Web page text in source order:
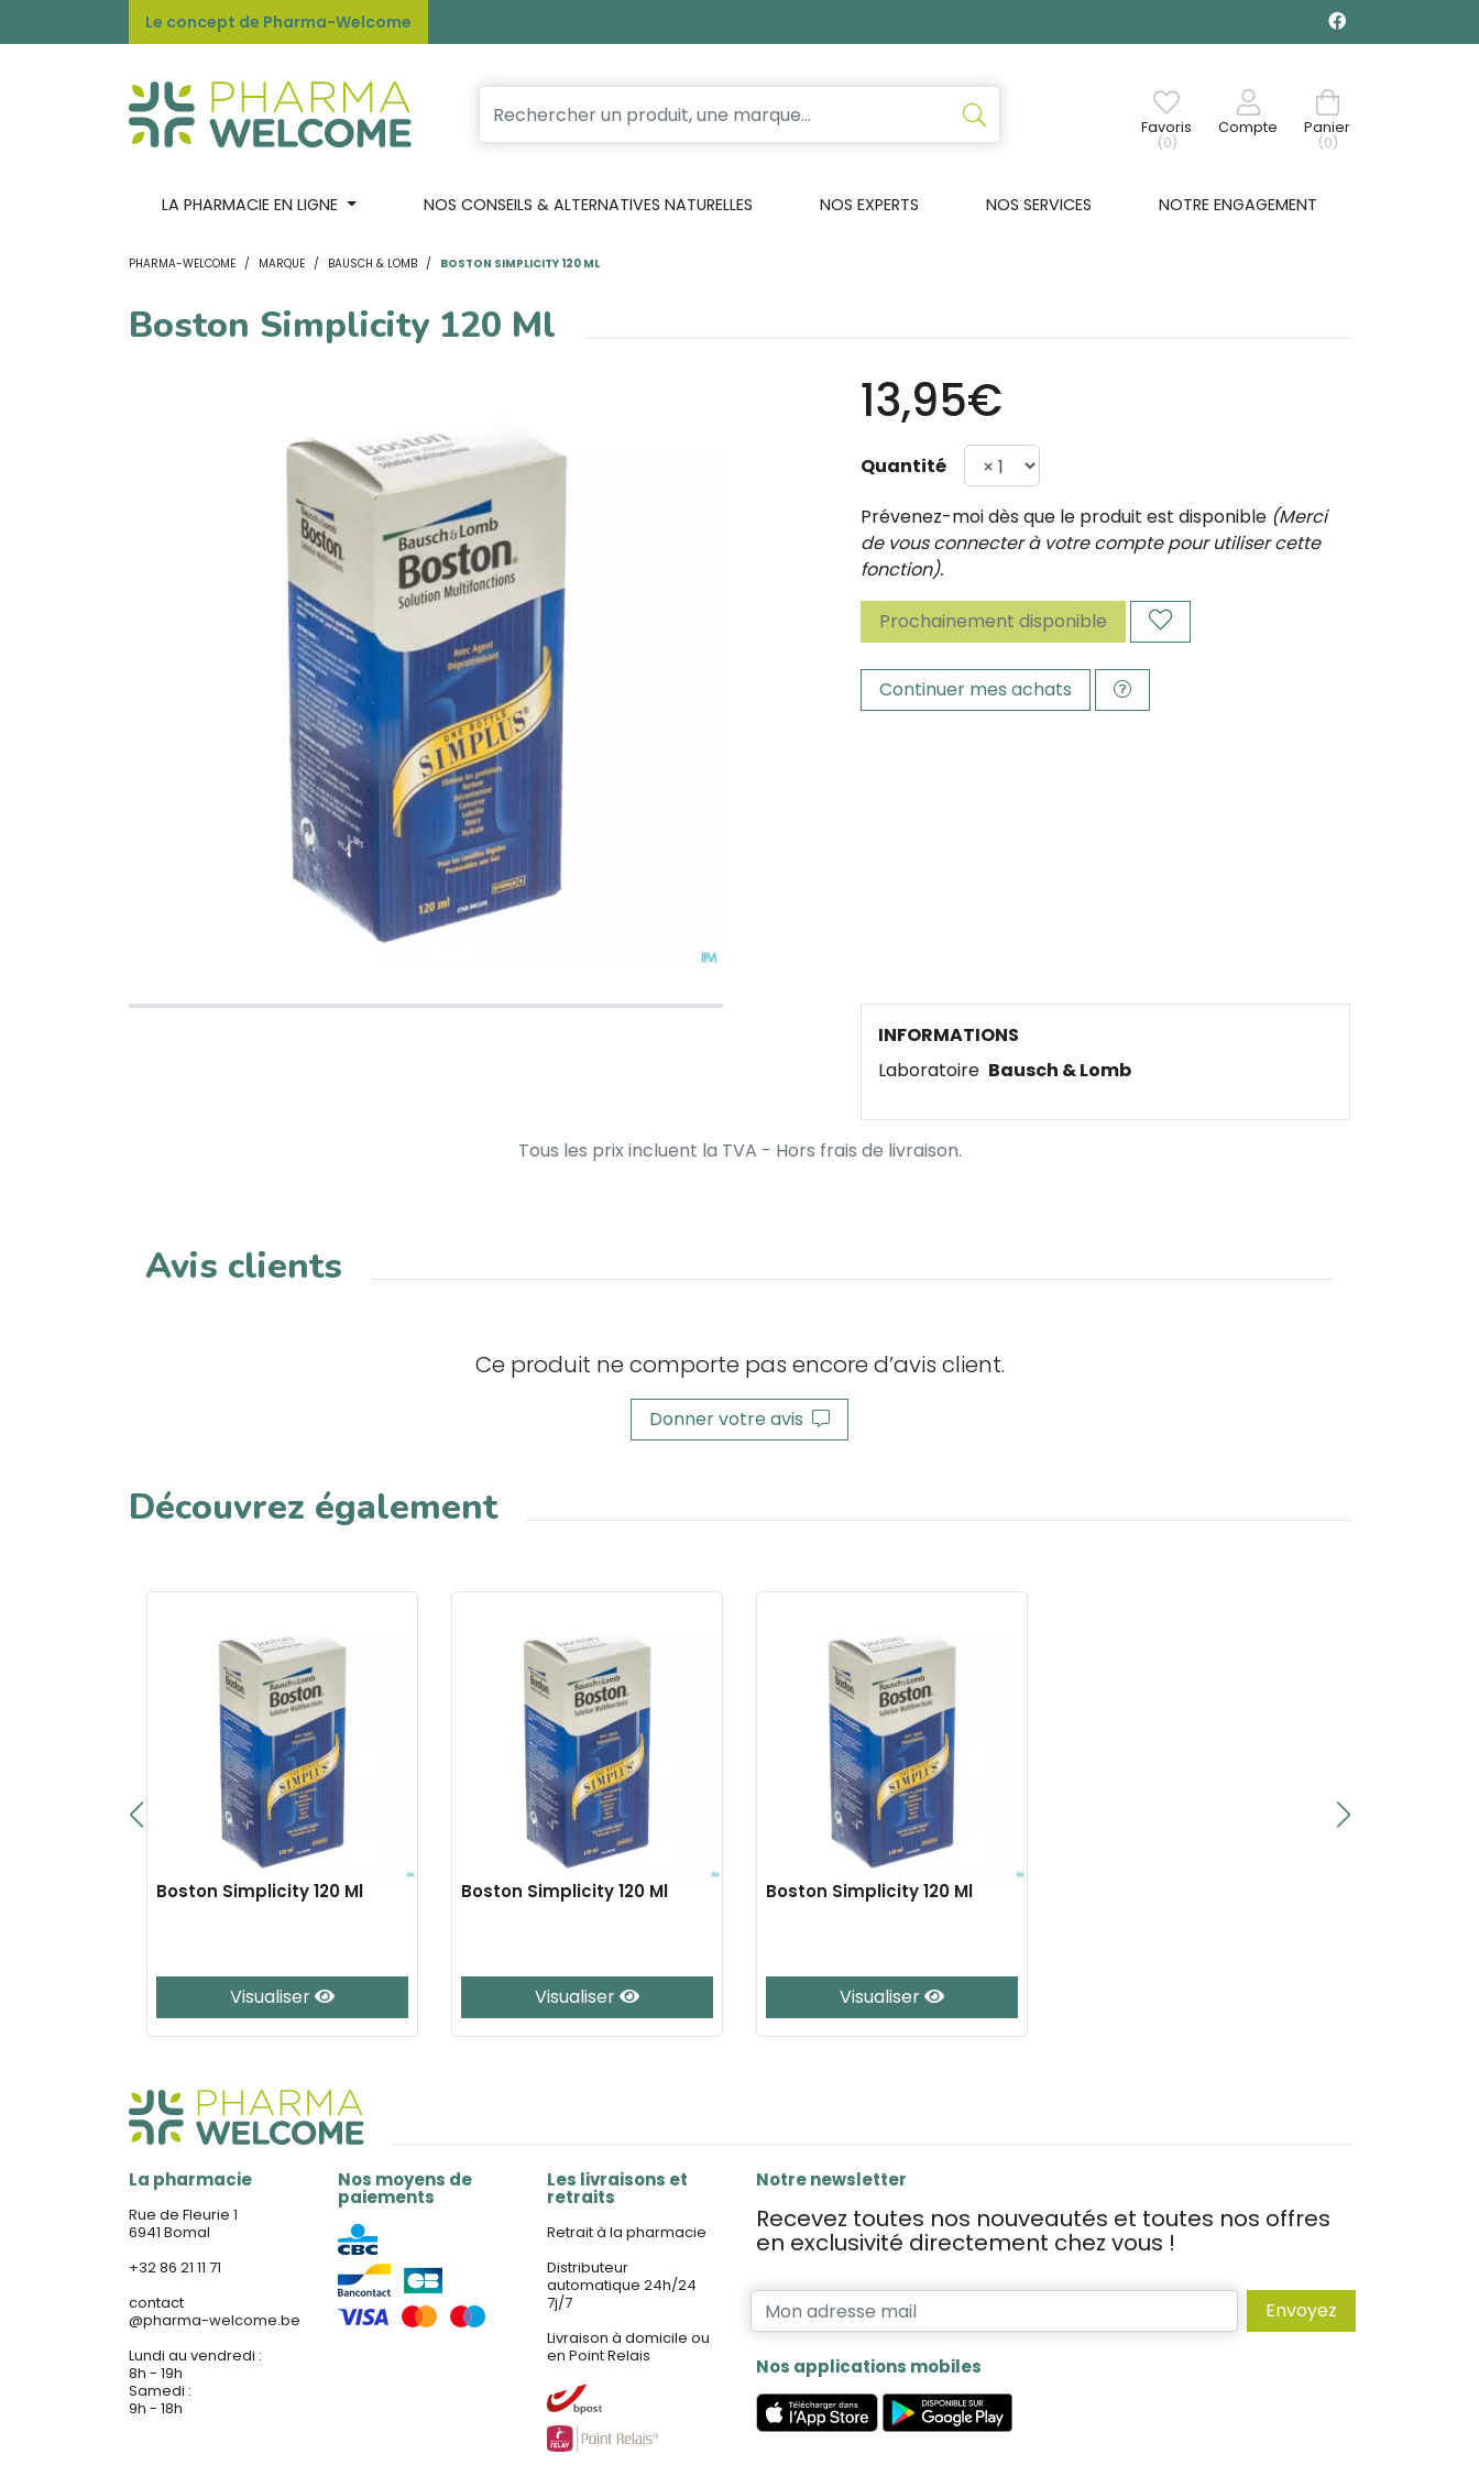
Le concept de Pharma-Welcome
Favoris
(0)
Compte
Panier
(0)
LA PHARMACIE EN LIGNE NOS CONSEILS & ALTERNATIVES NATURELLES NOS EXPERTS NOS SERVICES NOTRE ENGAGEMENT
PHARMA-WELCOME MARQUE BAUSCH & LOMB BOSTON SIMPLICITY 120 ML
Boston Simplicity 120 Ml
13,95€
Quantité
Prévenez-moi dès que le produit est disponible (Merci
de vous connecter à votre compte pour utiliser cette
fonction).
Prochainement disponible
Continuer mes achats
INFORMATIONS
Laboratoire Bausch & Lomb
Tous les prix incluent la TVA - Hors frais de livraison.
Avis clients
Ce produit ne comporte pas encore d’avis client.
Donner votre avis
Découvrez également
Boston Simplicity 120 Ml
Visualiser
Boston Simplicity 120 Ml
Visualiser
Boston Simplicity 120 Ml
Visualiser
La pharmacie
Rue de Fleurie 1
6941 Bomal
+32 86 21 11 71
contact
@pharma-welcome.be
Lundi au vendredi :
8h - 19h
Samedi :
9h - 18h
Nos moyens de
paiements
Les livraisons et
retraits
Retrait à la pharmacie
Distributeur
automatique 24h/24
7j/7
Livraison à domicile ou
en Point Relais
Notre newsletter
Recevez toutes nos nouveautés et toutes nos offres
en exclusivité directement chez vous !
Envoyez
Nos applications mobiles